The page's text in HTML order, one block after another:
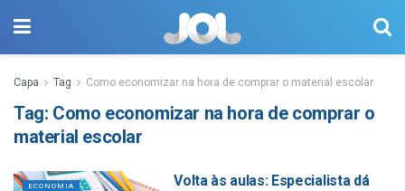
Capa Tag Como economizar na hora de comprar o material escolar
Tag: Como economizar na hora de comprar o
material escolar
ECONOMIA
Volta às aulas: Especialista dá